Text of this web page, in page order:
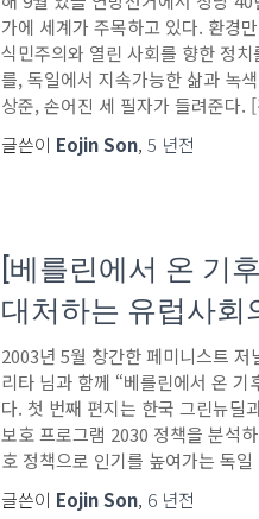
가에 세계가 주목하고 있다. 환경
식민주의와 열린 사회를 향한 정
를, 독일에서 지속가능한 삶과 녹
상준, 손어진 세 필자가 들려준다.
글쓴이 Eojin Son, 5 년전
[베를린에서 온 기
대처하는 유럽사회
2003년 5월 창간한 페미니스트
리타 님과 함께 “베를린에서 온 기
다. 첫 번째 편지는 한국 그린뉴딜
보호 프로그램 2030 정책을 분석
호 정책으로 인기를 높여가는 독
글쓴이 Eojin Son, 6 년전